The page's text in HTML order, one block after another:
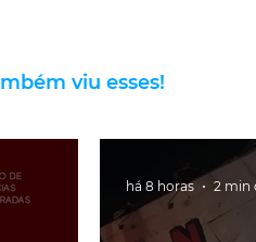
viu esses!
há 8 horas 2 min